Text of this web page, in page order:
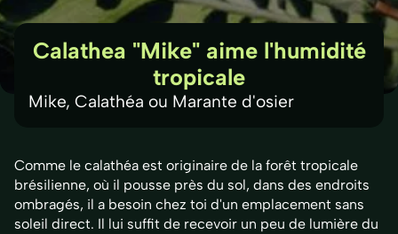
Calathea "Mike" aime l'humidité
tropicale
Mike, Calathéa ou Marante d'osier
Comme le calathéa est originaire de la forêt tropicale
brésilienne, où il pousse près du sol, dans des endroits
ombragés, il a besoin chez toi d'un emplacement sans
soleil direct. Il lui suffit de recevoir un peu de lumière du